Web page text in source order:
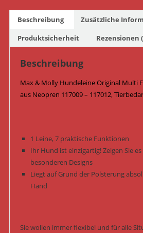
117009
117012
/
Zebra
Beschreibung
Zusätzliche
Produktsicherheit
Rezensionen
Beschreibung
Max & Molly Hundeleine Original Multi
aus Neopren 117009 – 117012,
1 Leine, 7 praktische Funktionen
Ihr Hund ist einzigartig! Zeigen Sie
besonderen Designs
Liegt auf Grund der Polsterung
Hand
Sie wollen immer flexibel und für alle